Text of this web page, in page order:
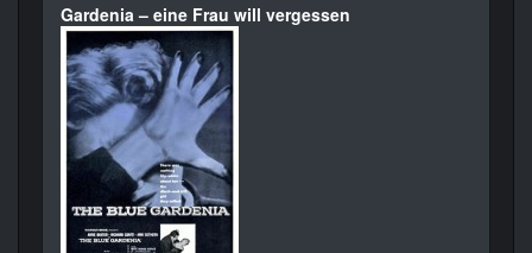
Gardenia – eine Frau will vergessen